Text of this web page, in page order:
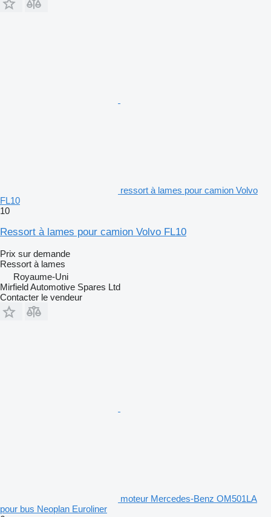
ressort à lames pour camion Volvo
FL10
10
Ressort à lames pour camion Volvo FL10
Prix sur demande
Ressort à lames
Royaume-Uni
Mirfield Automotive Spares Ltd
Contacter le vendeur
moteur Mercedes-Benz OM501LA
pour bus Neoplan Euroliner